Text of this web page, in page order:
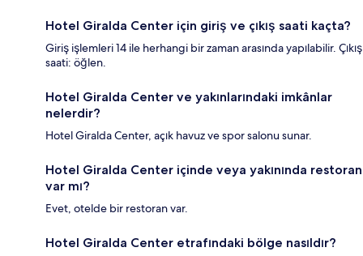
Hotel Giralda Center için giriş ve çıkış saati kaçta?
Giriş işlemleri 14 ile herhangi bir zaman arasında yapılabilir. Çıkış
saati: öğlen.
Hotel Giralda Center ve yakınlarındaki imkânlar
nelerdir?
Hotel Giralda Center, açık havuz ve spor salonu sunar.
Hotel Giralda Center içinde veya yakınında restoran
var mı?
Evet, otelde bir restoran var.
Hotel Giralda Center etrafındaki bölge nasıldır?